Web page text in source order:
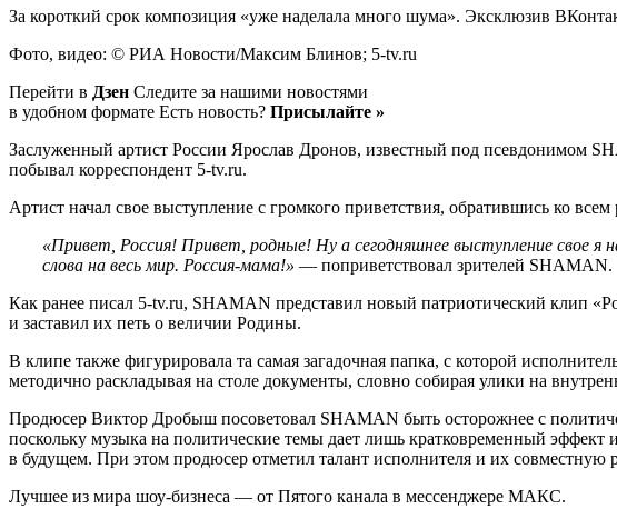
За короткий срок композиция «уже наделала много шума». Эксклюзив
Фото, видео: © РИА Новости/Максим Блинов; 5-tv.ru
Перейти в Дзен Следите за нашими новостями
в удобном формате Есть новость? Присылайте »
Заслуженный артист России Ярослав Дронов, известный под псевдонимом
побывал корреспондент 5-tv.ru.
Артист начал свое выступление с громкого приветствия, обратившись ко
«Привет, Россия! Привет, родные! Ну а сегодняшнее выступление свое я
слова на весь мир. Россия-мама!» — поприветствовал зрителей SHAMAN.
Как ранее писал 5-tv.ru, SHAMAN представил новый патриотический клип
и заставил их петь о величии Родины.
В клипе также фигурировала та самая загадочная папка, с которой
методично раскладывая на столе документы, словно собирая улики на
Продюсер Виктор Дробыш посоветовал SHAMAN быть осторожнее с
поскольку музыка на политические темы дает лишь кратковременный
в будущем. При этом продюсер отметил талант исполнителя и их совместную
Лучшее из мира шоу-бизнеса — от Пятого канала в мессенджере МАКС.